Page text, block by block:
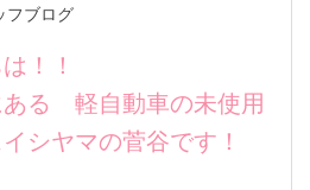
フブログ
！！
ある 軽自動車の未使用
シヤマの菅谷です！